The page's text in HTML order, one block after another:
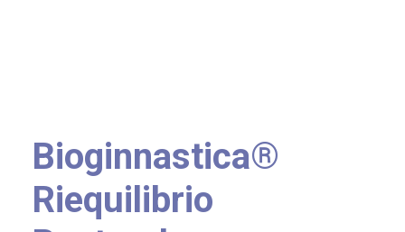
Bioginnastica®
Riequilibrio